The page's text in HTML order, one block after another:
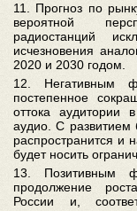
11. Прогноз по
вероятной
радиостанций
исчезновения
2020 и 2030 годом.
12. Негативным
постепенное
оттока аудитории
аудио. С развитием
распространится и
будет носить
13. Позитивным
продолжение
России и,